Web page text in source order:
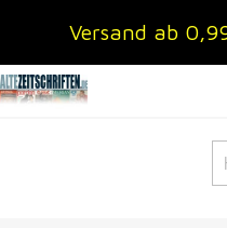
Versand ab